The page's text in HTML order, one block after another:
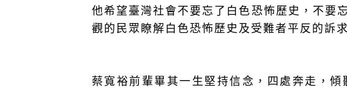
他希望臺灣社會不要忘了白色恐怖歷史，不要
觀的民眾瞭解白色恐怖歷史及受難者平反的訴
蔡寬裕前輩畢其一生堅持信念，四處奔走，